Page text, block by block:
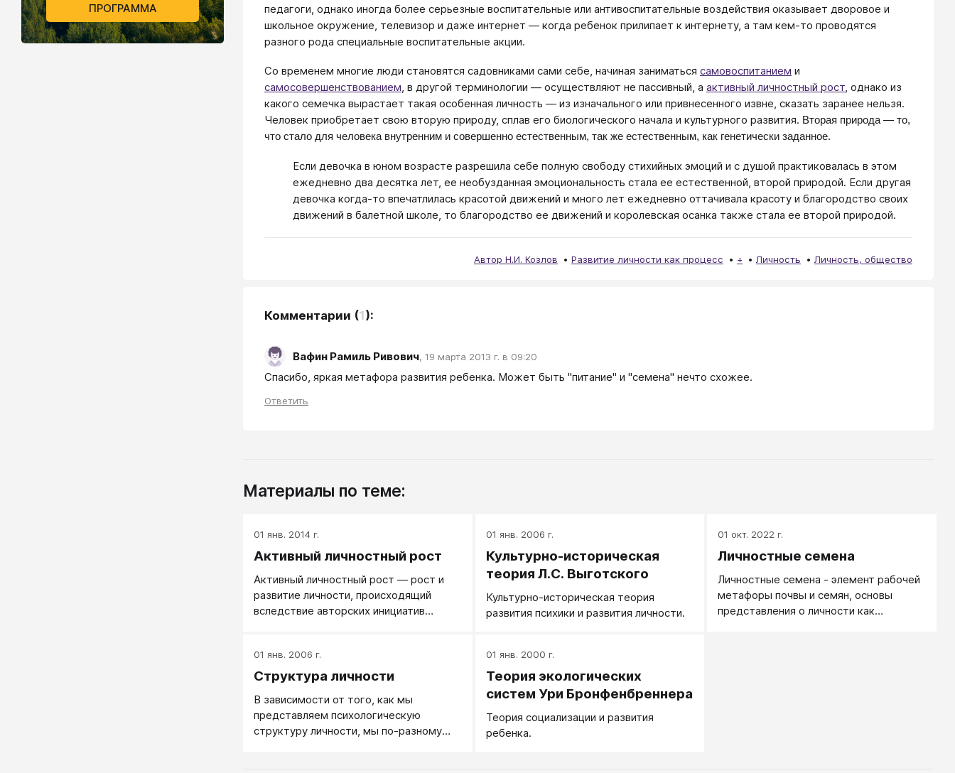
педагоги, однако иногда более серьезные воспитательные или антивоспитательные воздействия оказывает дворовое и
школьное окружение, телевизор и даже интернет — когда ребенок прилипает к интернету, а там кем-то проводятся
разного рода специальные воспитательные акции.
Со временем многие люди становятся садовниками сами себе, начиная заниматься самовоспитанием и
самосовершенствованием, в другой терминологии — осуществляют не пассивный, а активный личностный рост, однако из
какого семечка вырастает такая особенная личность — из изначального или привнесенного извне, сказать заранее нельзя.
Человек приобретает свою вторую природу, сплав его биологического начала и культурного развития. Вторая природа — то,
что стало для человека внутренним и совершенно естественным, так же естественным, как генетически заданное.
Если девочка в юном возрасте разрешила себе полную свободу стихийных эмоций и с душой практиковалась в этом
ежедневно два десятка лет, ее необузданная эмоциональность стала ее естественной, второй природой. Если другая
девочка когда-то впечатлилась красотой движений и много лет ежедневно оттачивала красоту и благородство своих
движений в балетной школе, то благородство ее движений и королевская осанка также стала ее второй природой.
Автор Н.И. Козлов Развитие личности как процесс + Личность Личность, общество
Комментарии (1):
Вафин Рамиль Ривович, 19 марта 2013 г. в 09:20
Спасибо, яркая метафора развития ребенка. Может быть "питание" и "семена" нечто схожее.
Ответить
Материалы по теме:
01 янв. 2014 г.
Активный личностный рост
Активный личностный рост — рост и
развитие личности, происходящий
вследствие авторских инициатив
01 янв. 2006 г.
Культурно-историческая
теория Л.С. Выготского
Культурно-историческая теория
развития психики и развития личности.
01 окт. 2022 г.
Личностные семена
Личностные семена - элемент рабочей
метафоры почвы и семян, основы
представления о личности как
01 янв. 2006 г.
Структура личности
В зависимости от того, как мы
представляем психологическую
структуру личности, мы по-разному
01 янв. 2000 г.
Теория экологических
систем Ури Бронфенбреннера
Теория социализации и развития
ребенка.
ПРОГРАММА